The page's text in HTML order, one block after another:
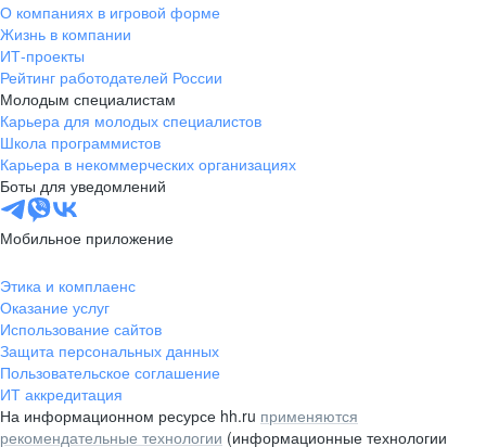
О компаниях в игровой форме
Жизнь в компании
ИТ-проекты
Рейтинг работодателей России
Молодым специалистам
Карьера для молодых специалистов
Школа программистов
Карьера в некоммерческих организациях
Боты для уведомлений
Мобильное приложение
Этика и комплаенс
Оказание услуг
Использование сайтов
Защита персональных данных
Пользовательское соглашение
ИТ аккредитация
На информационном ресурсе hh.ru применяются
рекомендательные технологии (информационные технологии